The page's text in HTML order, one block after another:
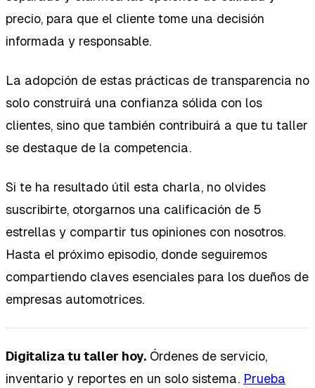
precio, para que el cliente tome una decisión
informada y responsable.
La adopción de estas prácticas de transparencia no
solo construirá una confianza sólida con los
clientes, sino que también contribuirá a que tu taller
se destaque de la competencia.
Si te ha resultado útil esta charla, no olvides
suscribirte, otorgarnos una calificación de 5
estrellas y compartir tus opiniones con nosotros.
Hasta el próximo episodio, donde seguiremos
compartiendo claves esenciales para los dueños de
empresas automotrices.
Digitaliza tu taller hoy. Órdenes de servicio,
inventario y reportes en un solo sistema. Prueba